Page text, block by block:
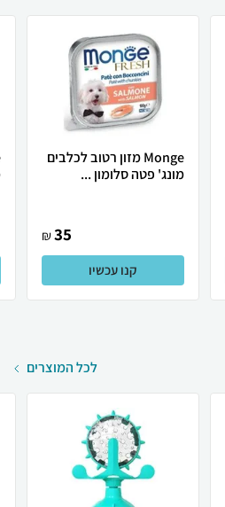
Monge מזון רטוב לכלבים
מונג' פטה סלומון ...
35
₪
קנו עכשיו
לכל המוצרים